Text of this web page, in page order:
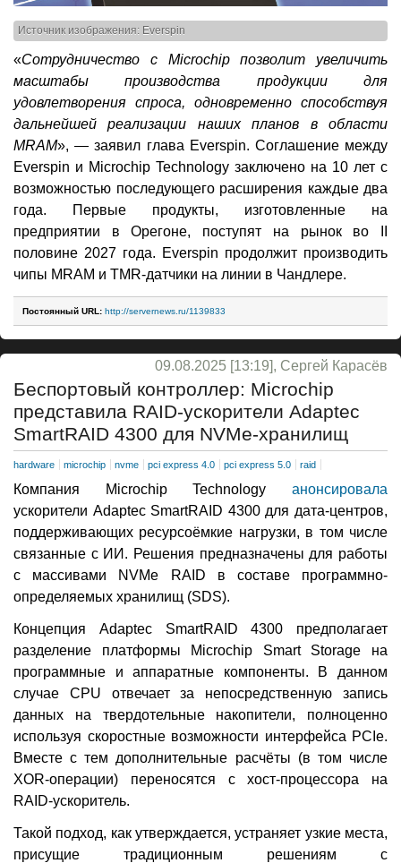
Источник изображения: Everspin
«Сотрудничество с Microchip позволит увеличить
масштабы производства продукции для
удовлетворения спроса, одновременно способствуя
дальнейшей реализации наших планов в области
MRAM», — заявил глава Everspin. Соглашение между
Everspin и Microchip Technology заключено на 10 лет с
возможностью последующего расширения каждые два
года. Первые продукты, изготовленные на
предприятии в Орегоне, поступят на рынок во II
половине 2027 года. Everspin продолжит производить
чипы MRAM и TMR-датчики на линии в Чандлере.
Постоянный URL: http://servernews.ru/1139833
09.08.2025 [13:19], Сергей Карасёв
Беспортовый контроллер: Microchip
представила RAID-ускорители Adaptec
SmartRAID 4300 для NVMe-хранилищ
hardware microchip nvme pci express 4.0 pci express 5.0 raid
Компания Microchip Technology анонсировала
ускорители Adaptec SmartRAID 4300 для дата-центров,
поддерживающих ресурсоёмкие нагрузки, в том числе
связанные с ИИ. Решения предназначены для работы
с массивами NVMe RAID в составе программно-
определяемых хранилищ (SDS).
Концепция Adaptec SmartRAID 4300 предполагает
разделение платформы Microchip Smart Storage на
программные и аппаратные компоненты. В данном
случае CPU отвечает за непосредственную запись
данных на твердотельные накопители, полноценно
используя скоростные возможности интерфейса PCIe.
Вместе с тем дополнительные расчёты (в том числе
XOR-операции) переносятся с хост-процессора на
RAID-ускоритель.
Такой подход, как утверждается, устраняет узкие места,
присущие традиционным решениям с